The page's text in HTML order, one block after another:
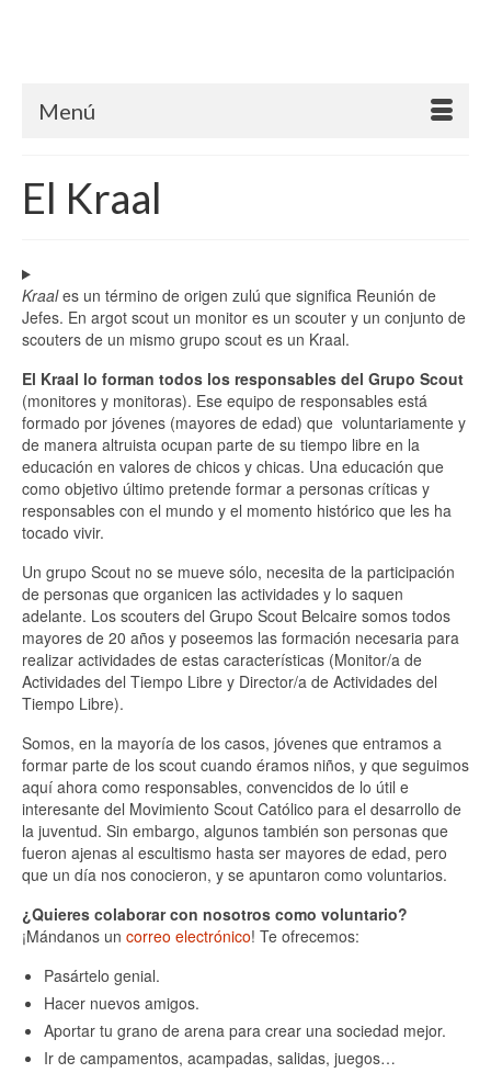
Menú
El Kraal
Kraales un término de origen zulú que significa Reunión de
Jefes. En argot scout un monitor es un scouter y un conjunto de
scouters de un mismo grupo scout es un Kraal.
El Kraal lo forman todos los responsables del Grupo Scout
(monitores y monitoras). Ese equipo de responsables está
formado por jóvenes (mayores de edad) que voluntariamente y
de manera altruista ocupan parte de su tiempo libre en la
educación en valores de chicos y chicas. Una educación que
como objetivo último pretende formar a personas críticas y
responsables con el mundo y el momento histórico que les ha
tocado vivir.
Un grupo Scout no se mueve sólo, necesita de la participación
de personas que organicen las actividades y lo saquen
adelante. Los scouters del Grupo Scout Belcaire somos todos
mayores de 20 años y poseemos las formación necesaria para
realizar actividades de estas características (Monitor/a de
Actividades del Tiempo Libre y Director/a de Actividades del
Tiempo Libre).
Somos, en la mayoría de los casos, jóvenes que entramos a
formar parte de los scout cuando éramos niños, y que seguimos
aquí ahora como responsables, convencidos de lo útil e
interesante del Movimiento Scout Católico para el desarrollo de
la juventud. Sin embargo, algunos también son personas que
fueron ajenas al escultismo hasta ser mayores de edad, pero
que un día nos conocieron, y se apuntaron como voluntarios.
¿Quieres colaborar con nosotros como voluntario?
¡Mándanos un correo electrónico! Te ofrecemos:
Pasártelo genial.
Hacer nuevos amigos.
Aportar tu grano de arena para crear una sociedad mejor.
Ir de campamentos, acampadas, salidas, juegos…